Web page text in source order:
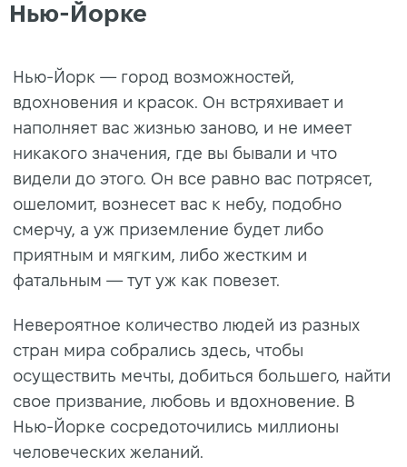
Нью-Йорке
Нью-Йорк — город возможностей,
вдохновения и красок. Он встряхивает и
наполняет вас жизнью заново, и не имеет
никакого значения, где вы бывали и что
видели до этого. Он все равно вас потрясет,
ошеломит, вознесет вас к небу, подобно
смерчу, а уж приземление будет либо
приятным и мягким, либо жестким и
фатальным — тут уж как повезет.
Невероятное количество людей из разных
стран мира собрались здесь, чтобы
осуществить мечты, добиться большего, найти
свое призвание, любовь и вдохновение. В
Нью-Йорке сосредоточились миллионы
человеческих желаний.